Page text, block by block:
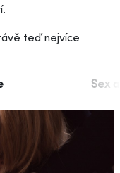
teď nejvíce
Sex